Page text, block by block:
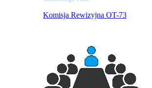
Komisja Rewizyjna OT-73